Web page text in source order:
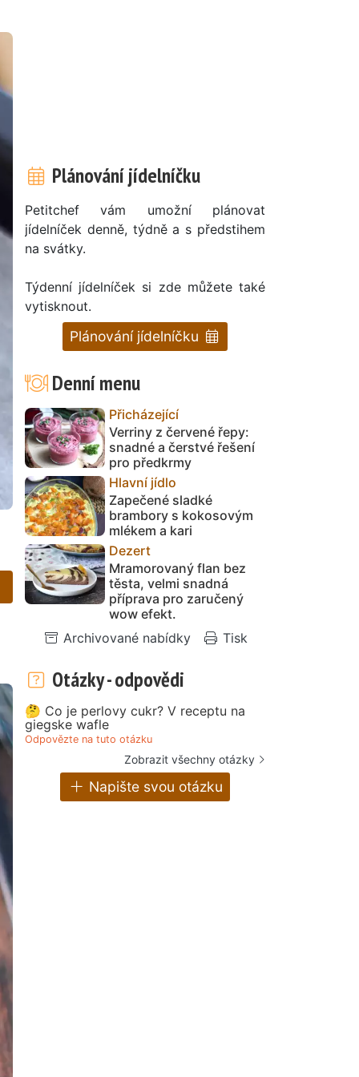
Plánování jídelníčku
Petitchef vám umožní plánovat
jídelníček denně, týdně a s předstihem
na svátky.
Týdenní jídelníček si zde můžete také
vytisknout.
Plánování jídelníčku
Denní menu
Přicházející
Verriny z červené řepy:
snadné a čerstvé řešení
pro předkrmy
Hlavní jídlo
Zapečené sladké
brambory s kokosovým
mlékem a kari
Dezert
Mramorovaný flan bez
těsta, velmi snadná
příprava pro zaručený
wow efekt.
Archivované nabídky
Tisk
Otázky - odpovědi
🤔 Co je perlovy cukr? V receptu na
giegske wafle
Odpovězte na tuto otázku
Zobrazit všechny otázky
Napište svou otázku